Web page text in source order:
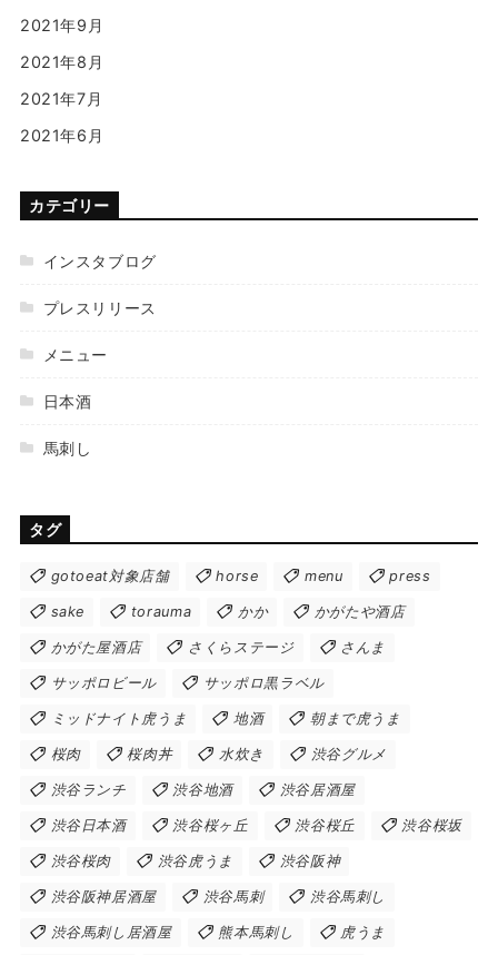
2021年9月
2021年8月
2021年7月
2021年6月
カテゴリー
インスタブログ
プレスリリース
メニュー
日本酒
馬刺し
タグ
gotoeat対象店舗 horse menu press
sake torauma かか かがたや酒店
かがた屋酒店 さくらステージ さんま
サッポロビール サッポロ黒ラベル
ミッドナイト虎うま 地酒 朝まで虎うま
桜肉 桜肉丼 水炊き 渋谷グルメ
渋谷ランチ 渋谷地酒 渋谷居酒屋
渋谷日本酒 渋谷桜ヶ丘 渋谷桜丘 渋谷桜坂
渋谷桜肉 渋谷虎うま 渋谷阪神
渋谷阪神居酒屋 渋谷馬刺 渋谷馬刺し
渋谷馬刺し居酒屋 熊本馬刺し 虎うま